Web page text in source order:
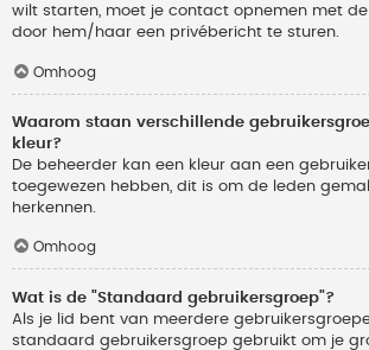
wilt starten, moet je contact opnemen met
door hem/haar een privébericht te sturen.
Omhoog
Waarom staan verschillende
kleur?
De beheerder kan een kleur aan een
toegewezen hebben, dit is om de leden
herkennen.
Omhoog
Wat is de "Standaard gebruikersgroep"?
Als je lid bent van meerdere
standaard gebruikersgroep gebruikt om je